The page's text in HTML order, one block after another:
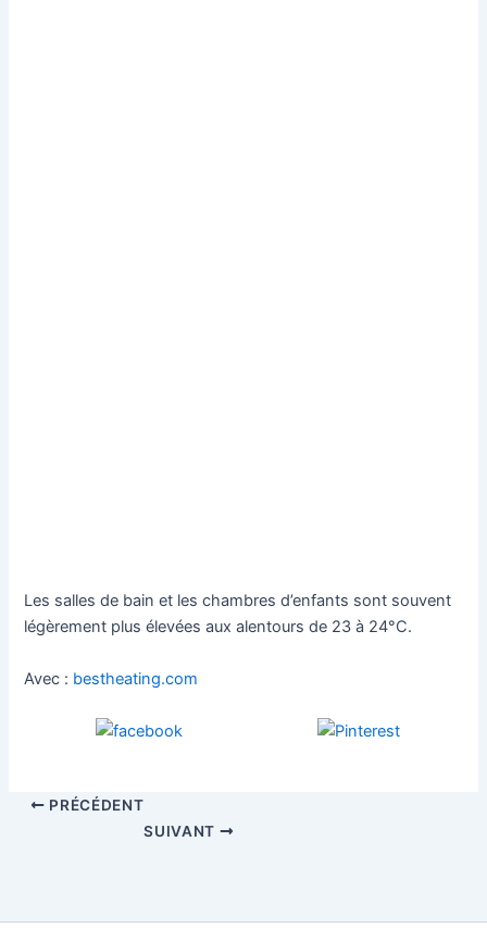
Les salles de bain et les chambres d’enfants sont souvent
légèrement plus élevées aux alentours de 23 à 24°C.
Avec : bestheating.com
PRÉCÉDENT
SUIVANT